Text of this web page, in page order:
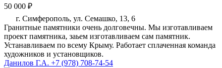
50 000 ₽
г. Симферополь, ул. Семашко, 13, 6
Гранитные памятники очень долговечны. Мы изготавливаем
проект памятника, заьем изготавливаем сам памятник.
Устанавливаем по всему Крыму. Работает сплаченная команда
художников и установщиков.
Данилов Г.А. +7 (978) 708-74-54